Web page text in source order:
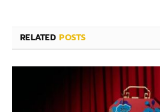
RELATEDPOSTS